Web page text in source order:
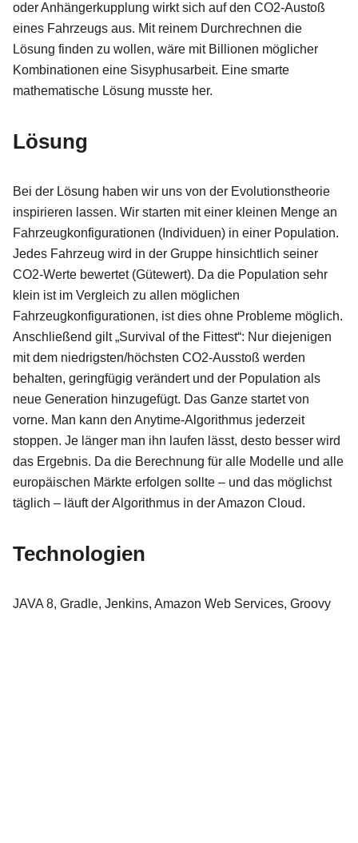
oder Anhängerkupplung wirkt sich auf den CO2-Austoß
eines Fahrzeugs aus. Mit reinem Durchrechnen die
Lösung finden zu wollen, wäre mit Billionen möglicher
Kombinationen eine Sisyphusarbeit. Eine smarte
mathematische Lösung musste her.
Lösung
Bei der Lösung haben wir uns von der Evolutionstheorie
inspirieren lassen. Wir starten mit einer kleinen Menge an
Fahrzeugkonfigurationen (Individuen) in einer Population.
Jedes Fahrzeug wird in der Gruppe hinsichtlich seiner
CO2-Werte bewertet (Gütewert). Da die Population sehr
klein ist im Vergleich zu allen möglichen
Fahrzeugkonfigurationen, ist dies ohne Probleme möglich.
Anschließend gilt „Survival of the Fittest“: Nur diejenigen
mit dem niedrigsten/höchsten CO2-Ausstoß werden
behalten, geringfügig verändert und der Population als
neue Generation hinzugefügt. Das Ganze startet von
vorne. Man kann den Anytime-Algorithmus jederzeit
stoppen. Je länger man ihn laufen lässt, desto besser wird
das Ergebnis. Da die Berechnung für alle Modelle und alle
europäischen Märkte erfolgen sollte – und das möglichst
täglich – läuft der Algorithmus in der Amazon Cloud.
Technologien
JAVA 8, Gradle, Jenkins, Amazon Web Services, Groovy